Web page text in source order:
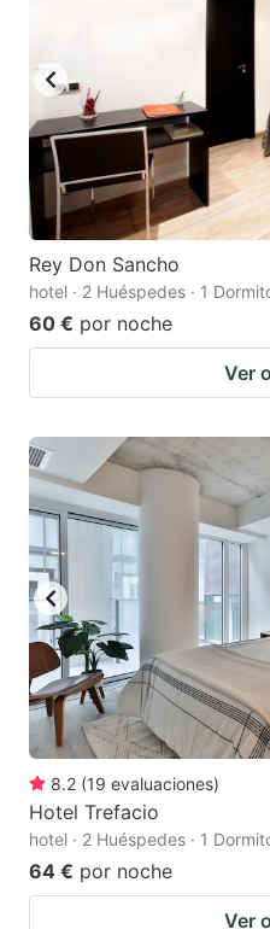
Rey Don Sancho
hotel · 2 Huéspedes · 1
60 € por noche
Ver
8.2 (19 evaluaciones)
Hotel Trefacio
hotel · 2 Huéspedes · 1
64 € por noche
Ver